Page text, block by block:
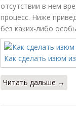
отсутствии в нем
процесс. Ниже
без каких-либо
Читать дальше →